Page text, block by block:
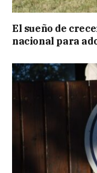
El sueño de
nacional para